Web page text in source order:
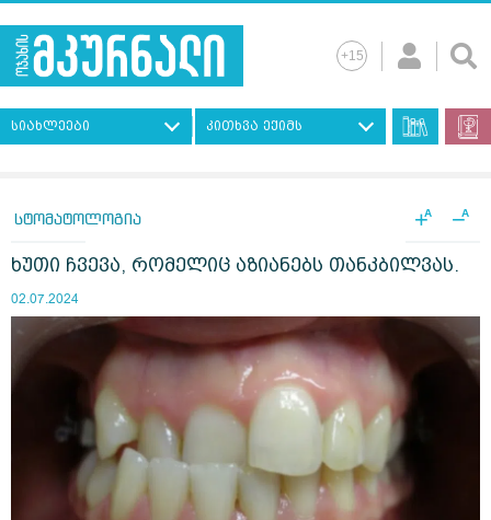
სიახლეები კითხვა ექიმს
სტომატოლოგია +A −A
ხუთი ჩვევა, რომელიც აზიანებს თანკბილვას.
02.07.2024